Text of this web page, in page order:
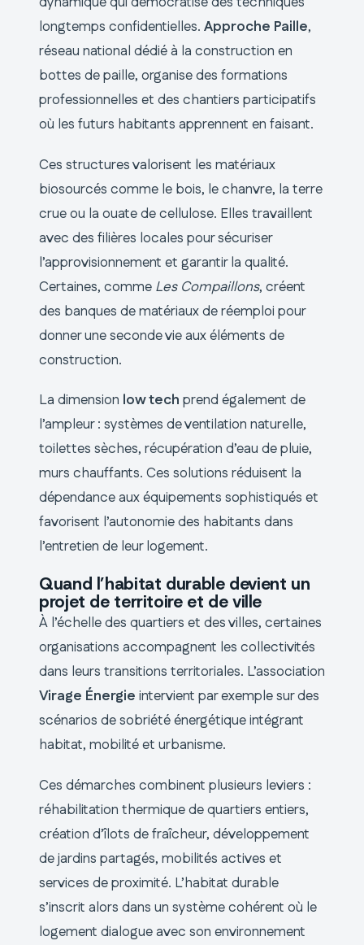
longtemps confidentielles. Approche Paille,
réseau national dédié à la construction en
bottes de paille, organise des formations
professionnelles et des chantiers participatifs
où les futurs habitants apprennent en faisant.
Ces structures valorisent les matériaux
biosourcés comme le bois, le chanvre, la terre
crue ou la ouate de cellulose. Elles travaillent
avec des filières locales pour sécuriser
l’approvisionnement et garantir la qualité.
Certaines, comme Les Compaillons, créent
des banques de matériaux de réemploi pour
donner une seconde vie aux éléments de
construction.
La dimension low tech prend également de
l’ampleur : systèmes de ventilation naturelle,
toilettes sèches, récupération d’eau de pluie,
murs chauffants. Ces solutions réduisent la
dépendance aux équipements sophistiqués et
favorisent l’autonomie des habitants dans
l’entretien de leur logement.
Quand l’habitat durable devient un
projet de territoire et de ville
À l’échelle des quartiers et des villes, certaines
organisations accompagnent les collectivités
dans leurs transitions territoriales. L’association
Virage Énergie intervient par exemple sur des
scénarios de sobriété énergétique intégrant
habitat, mobilité et urbanisme.
Ces démarches combinent plusieurs leviers :
réhabilitation thermique de quartiers entiers,
création d’îlots de fraîcheur, développement
de jardins partagés, mobilités actives et
services de proximité. L’habitat durable
s’inscrit alors dans un système cohérent où le
logement dialogue avec son environnement